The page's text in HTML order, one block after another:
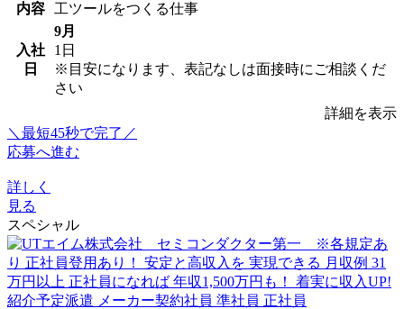
内容
工ツールをつくる仕事
入社
日
9月
1日
※目安になります、表記なしは面接時にご相談くだ
さい
詳細を表示
＼最短45秒で完了／
応募へ進む
詳しく
見る
スペシャル